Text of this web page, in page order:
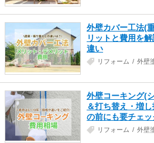
外壁カバー工法(
リットと費用を
違い
リフォーム 外壁
外壁コーキング(
＆打ち替え・増
の前にも要チェッ
リフォーム 外壁